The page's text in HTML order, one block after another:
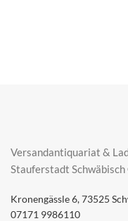
Versandantiquariat &
Stauferstadt Schwäbisch
Kronengässle 6, 73525
07171 9986110